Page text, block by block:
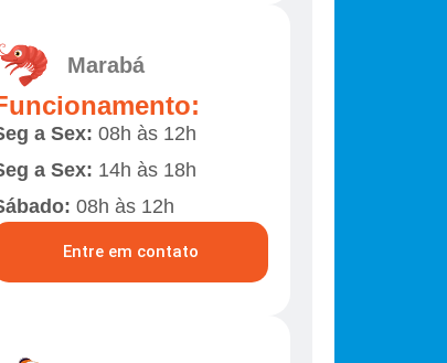
Marabá
a Sex: 08h às 12h
a Sex: 14h às 18h
08h às 12h
Entre em contato